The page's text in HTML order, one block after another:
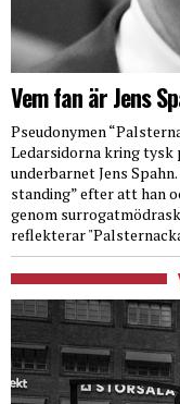
Vem fan är Jens
Pseudonymen
Ledarsidorna kring
underbarnet Jens
standing” efter att han
genom
reflekterar